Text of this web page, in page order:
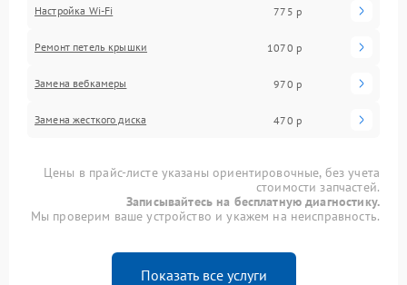
Настройка Wi-Fi 775 р
Ремонт петель крышки 1070 р
Замена вебкамеры 970 р
Замена жесткого диска 470 р
Цены в прайс-листе указаны ориентировочные, без учета
стоимости запчастей.
Записывайтесь на бесплатную диагностику.
Мы проверим ваше устройство и укажем на неисправность.
Показать все услуги